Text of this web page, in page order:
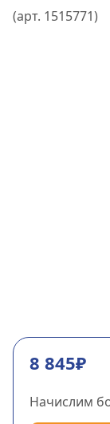
(арт. 1515771)
8 845₽
Начислим